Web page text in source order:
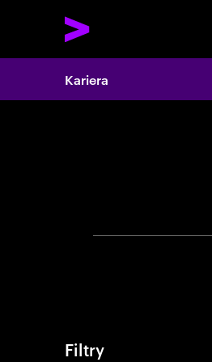
Kariera
Filtry